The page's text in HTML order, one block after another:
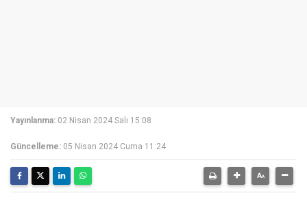
Yayınlanma: 02 Nisan 2024 Salı 15:08
Güncelleme: 05 Nisan 2024 Cuma 11:24